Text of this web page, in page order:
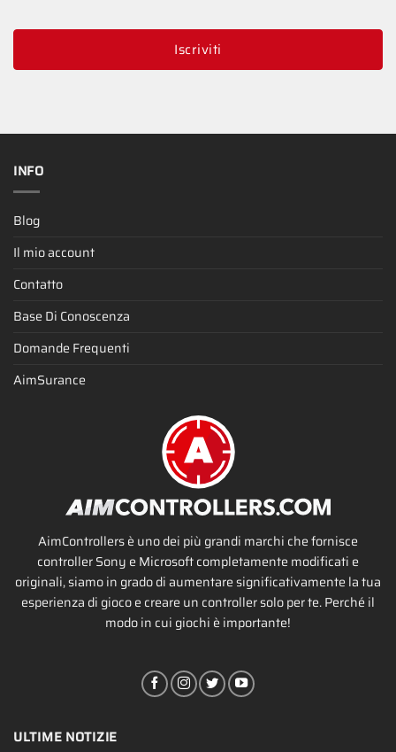
Iscriviti
INFO
Blog
Il mio account
Contatto
Base Di Conoscenza
Domande Frequenti
AimSurance
AimControllers è uno dei più grandi marchi che fornisce
controller Sony e Microsoft completamente modificati e
originali, siamo in grado di aumentare significativamente la tua
esperienza di gioco e creare un controller solo per te. Perché il
modo in cui giochi è importante!
ULTIME NOTIZIE